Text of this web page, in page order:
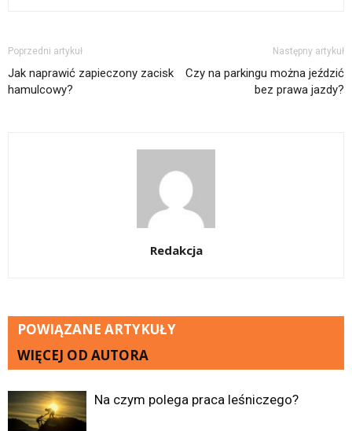
Poprzedni artykuł
Jak naprawić zapieczony zacisk
hamulcowy?
Następny artykuł
Czy na parkingu można jeździć
bez prawa jazdy?
Redakcja
POWIĄZANE ARTYKUŁY
WIĘCEJ OD AUTORA
Na czym polega praca leśniczego?